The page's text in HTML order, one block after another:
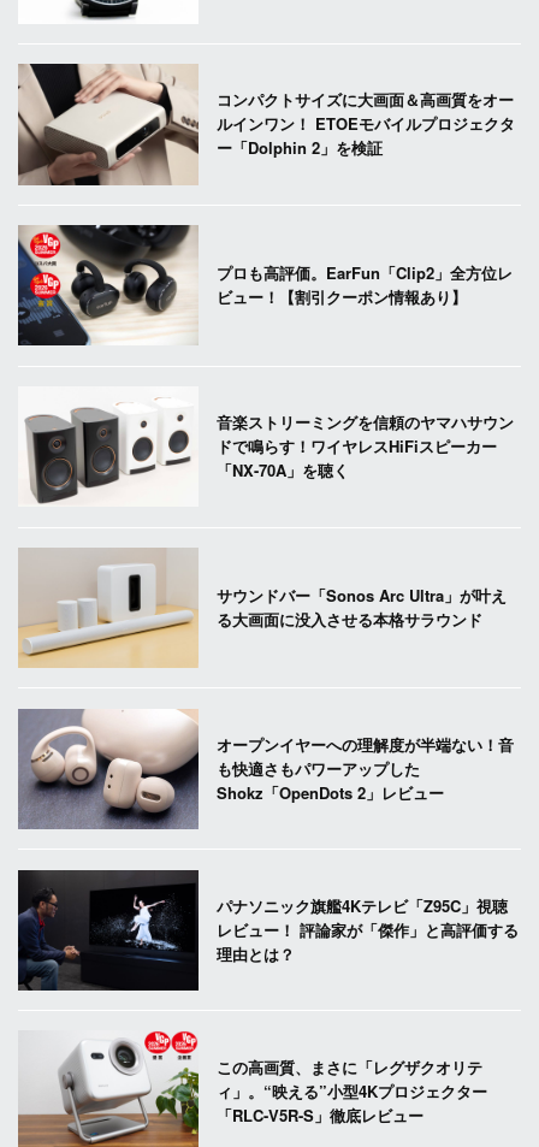
コンパクトサイズに大画面＆高画質をオー
ルインワン！ ETOEモバイルプロジェクタ
ー「Dolphin 2」を検証
プロも高評価。EarFun「Clip2」全方位レ
ビュー！【割引クーポン情報あり】
音楽ストリーミングを信頼のヤマハサウン
ドで鳴らす！ワイヤレスHiFiスピーカー
「NX-70A」を聴く
サウンドバー「Sonos Arc Ultra」が叶え
る大画面に没入させる本格サラウンド
オープンイヤーへの理解度が半端ない！音
も快適さもパワーアップした
Shokz「OpenDots 2」レビュー
パナソニック旗艦4Kテレビ「Z95C」視聴
レビュー！ 評論家が「傑作」と高評価する
理由とは？
この高画質、まさに「レグザクオリテ
ィ」。“映える”小型4Kプロジェクター
「RLC-V5R-S」徹底レビュー